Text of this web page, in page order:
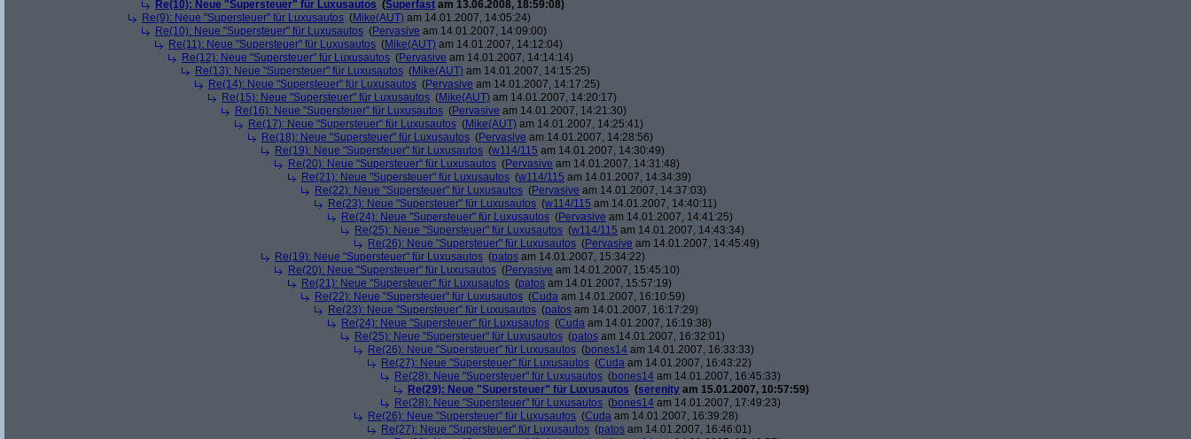
Re(10): Neue "Supersteuer" für Luxusautos (Superfast am 13.06.2008, 18:59:08)
Re(9): Neue "Supersteuer" für Luxusautos (Mike(AUT) am 14.01.2007, 14:05:24)
Re(10): Neue "Supersteuer" für Luxusautos (Pervasive am 14.01.2007, 14:09:00)
Re(11): Neue "Supersteuer" für Luxusautos (Mike(AUT) am 14.01.2007, 14:12:04)
Re(12): Neue "Supersteuer" für Luxusautos (Pervasive am 14.01.2007, 14:14:14)
Re(13): Neue "Supersteuer" für Luxusautos (Mike(AUT) am 14.01.2007, 14:15:25)
Re(14): Neue "Supersteuer" für Luxusautos (Pervasive am 14.01.2007, 14:17:25)
Re(15): Neue "Supersteuer" für Luxusautos (Mike(AUT) am 14.01.2007, 14:20:17)
Re(16): Neue "Supersteuer" für Luxusautos (Pervasive am 14.01.2007, 14:21:30)
Re(17): Neue "Supersteuer" für Luxusautos (Mike(AUT) am 14.01.2007, 14:25:41)
Re(18): Neue "Supersteuer" für Luxusautos (Pervasive am 14.01.2007, 14:28:56)
Re(19): Neue "Supersteuer" für Luxusautos (w114/115 am 14.01.2007, 14:30:49)
Re(20): Neue "Supersteuer" für Luxusautos (Pervasive am 14.01.2007, 14:31:48)
Re(21): Neue "Supersteuer" für Luxusautos (w114/115 am 14.01.2007, 14:34:39)
Re(22): Neue "Supersteuer" für Luxusautos (Pervasive am 14.01.2007, 14:37:03)
Re(23): Neue "Supersteuer" für Luxusautos (w114/115 am 14.01.2007, 14:40:11)
Re(24): Neue "Supersteuer" für Luxusautos (Pervasive am 14.01.2007, 14:41:25)
Re(25): Neue "Supersteuer" für Luxusautos (w114/115 am 14.01.2007, 14:43:34)
Re(26): Neue "Supersteuer" für Luxusautos (Pervasive am 14.01.2007, 14:45:49)
Re(19): Neue "Supersteuer" für Luxusautos (patos am 14.01.2007, 15:34:22)
Re(20): Neue "Supersteuer" für Luxusautos (Pervasive am 14.01.2007, 15:45:10)
Re(21): Neue "Supersteuer" für Luxusautos (patos am 14.01.2007, 15:57:19)
Re(22): Neue "Supersteuer" für Luxusautos (Cuda am 14.01.2007, 16:10:59)
Re(23): Neue "Supersteuer" für Luxusautos (patos am 14.01.2007, 16:17:29)
Re(24): Neue "Supersteuer" für Luxusautos (Cuda am 14.01.2007, 16:19:38)
Re(25): Neue "Supersteuer" für Luxusautos (patos am 14.01.2007, 16:32:01)
Re(26): Neue "Supersteuer" für Luxusautos (bones14 am 14.01.2007, 16:33:33)
Re(27): Neue "Supersteuer" für Luxusautos (Cuda am 14.01.2007, 16:43:22)
Re(28): Neue "Supersteuer" für Luxusautos (bones14 am 14.01.2007, 16:45:33)
Re(29): Neue "Supersteuer" für Luxusautos (serenity am 15.01.2007, 10:57:59)
Re(28): Neue "Supersteuer" für Luxusautos (bones14 am 14.01.2007, 17:49:23)
Re(26): Neue "Supersteuer" für Luxusautos (Cuda am 14.01.2007, 16:39:28)
Re(27): Neue "Supersteuer" für Luxusautos (patos am 14.01.2007, 16:46:01)